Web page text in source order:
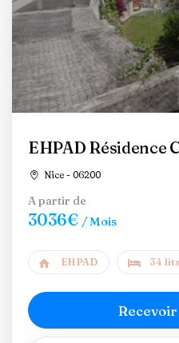
EHPAD Résidence
Nice - 06200
A partir de
3036€ / Mois
EHPAD 34 lits